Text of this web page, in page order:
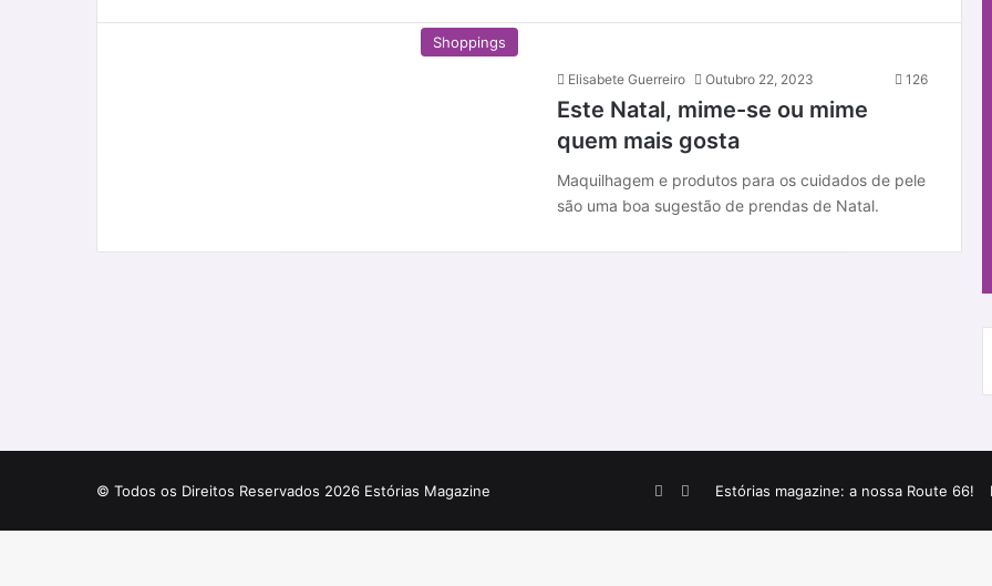
Shoppings
Elisabete Guerreiro Outubro 22, 2023 126
Este Natal, mime-se ou mime
quem mais gosta
Maquilhagem e produtos para os cuidados de pele
são uma boa sugestão de prendas de Natal.
© Todos os Direitos Reservados 2026 Estórias Magazine Estórias magazine: a nossa Route 66!
Facebook
Instagram